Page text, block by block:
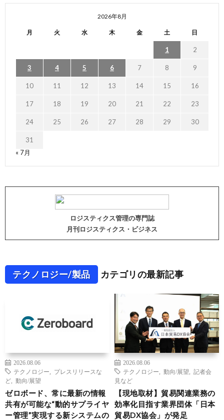
2026年8月
月 火 水 木 金 土 日
1 2
3 4 5 6 7 8 9
10 11 12 13 14 15 16
17 18 19 20 21 22 23
24 25 26 27 28 29 30
31
« 7月
ロジスティクス管理の専門誌
月刊ロジスティクス・ビジネス
テクノロジー/製品 カテゴリの最新記事
2026.08.06
テクノロジー
プレスリリースな
ど
動向/展望
ゼロボード、常に最新の情報
共有が可能な“動的サプライヤ
ー管理”実現する新システムの
2026.08.06
テクノロジー
動向/展望
記者会
見など
【現地取材】貿易関連業務の
効率化目指す業界団体「日本
貿易DX協会」が発足